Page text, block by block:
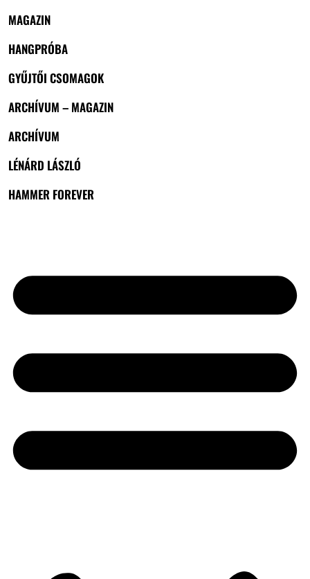
MAGAZIN
HANGPRÓBA
GYŰJTŐI CSOMAGOK
ARCHÍVUM – MAGAZIN
ARCHÍVUM
LÉNÁRD LÁSZLÓ
HAMMER FOREVER